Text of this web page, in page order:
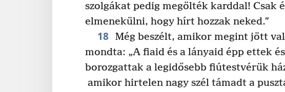
szolgákat pedig megölték karddal! Csak
elmenekülni, hogy hírt hozzak neked.”
18 Még beszélt, amikor megint jött
mondta: „A fiaid és a lányaid épp ettek és
borozgattak a legidősebb fiútestvérük
amikor hirtelen nagy szél támadt a